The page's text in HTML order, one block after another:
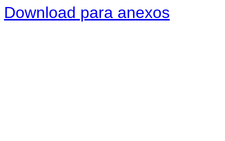
Download para anexos